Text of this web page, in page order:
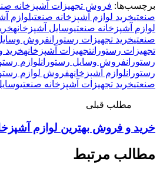
برچسب‌ها: فروش تجهیزات آشپزخانه
صنعتیخرید لوازم آشپزخانه صنعتیلوازم
لوازم آشپزخانه صنعتیوسایل آشپزخانه
صنعتیخرید تجهیزات رستورانفروش وسایل
تجهیزات رستورانتجهیزات آشپزخانهخرید
رستورانفروش وسایل رستورانلوازم
رستورانلوازم آشپزخانهفروش لوازم
صنعتیخرید تجهیزات آشپزخانه صنعتی
مطلب قبلی
خرید و فروش بهترین لوازم
مطالب مرتبط